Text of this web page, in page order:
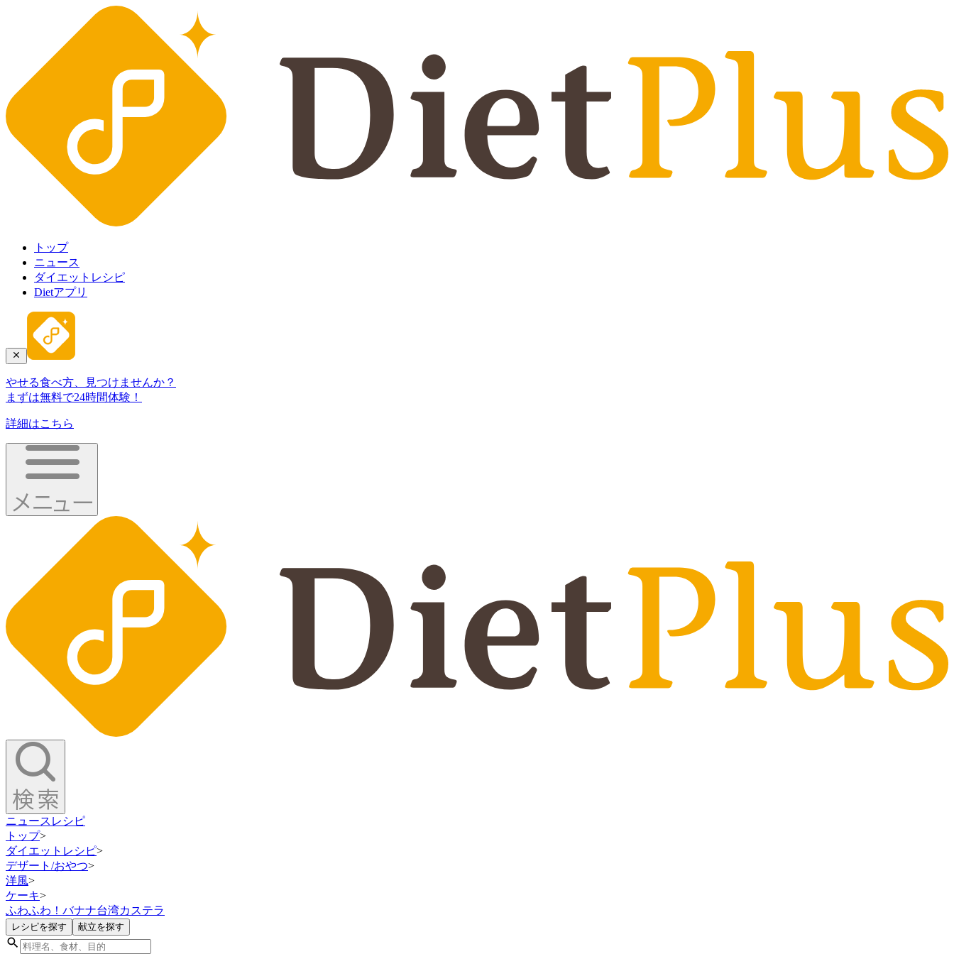
トップ
ニュース
ダイエットレシピ
Dietアプリ
やせる食べ方、見つけませんか？
まずは無料で24時間体験！
詳細はこちら
ニュース レシピ
トップ>
ダイエットレシピ>
デザート/おやつ>
洋風>
ケーキ>
ふわふわ！バナナ台湾カステラ
レシピを探す 献立を探す